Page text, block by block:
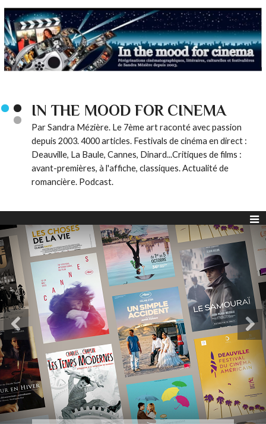
IN THE MOOD FOR CINEMA
Par Sandra Mézière. Le 7ème art raconté avec passion
depuis 2003. 4000 articles. Festivals de cinéma en direct :
Deauville, La Baule, Cannes, Dinard...Critiques de films :
avant-premières, à l'affiche, classiques. Actualité de
romancière. Podcast.